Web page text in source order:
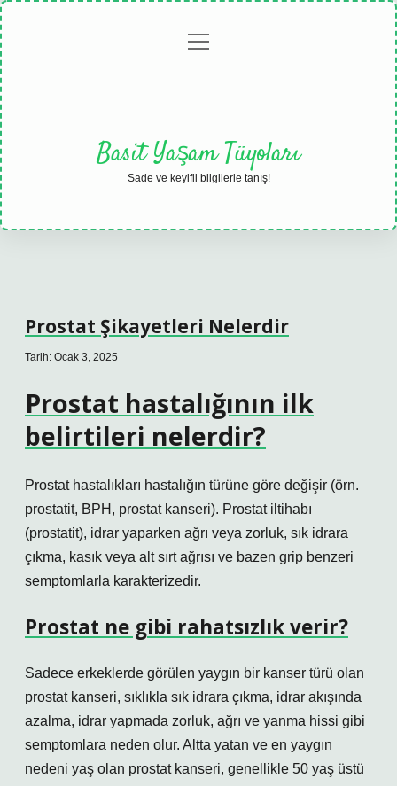
Gizlilikmenüyü
Basit Yaşam Tüyoları
Sade ve keyifli bilgilerle tanış!
Prostat Şikayetleri Nelerdir
Tarih: Ocak 3, 2025
Prostat hastalığının ilk
belirtileri nelerdir?
Prostat hastalıkları hastalığın türüne göre değişir (örn.
prostatit, BPH, prostat kanseri). Prostat iltihabı
(prostatit), idrar yaparken ağrı veya zorluk, sık idrara
çıkma, kasık veya alt sırt ağrısı ve bazen grip benzeri
semptomlarla karakterizedir.
Prostat ne gibi rahatsızlık verir?
Sadece erkeklerde görülen yaygın bir kanser türü olan
prostat kanseri, sıklıkla sık idrara çıkma, idrar akışında
azalma, idrar yapmada zorluk, ağrı ve yanma hissi gibi
semptomlara neden olur. Altta yatan ve en yaygın
nedeni yaş olan prostat kanseri, genellikle 50 yaş üstü